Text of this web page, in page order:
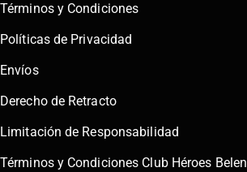
Términos y Condiciones
Políticas de Privacidad
Envíos
Derecho de Retracto
Limitación de Responsabilidad
Términos y Condiciones Club Héroes Belen